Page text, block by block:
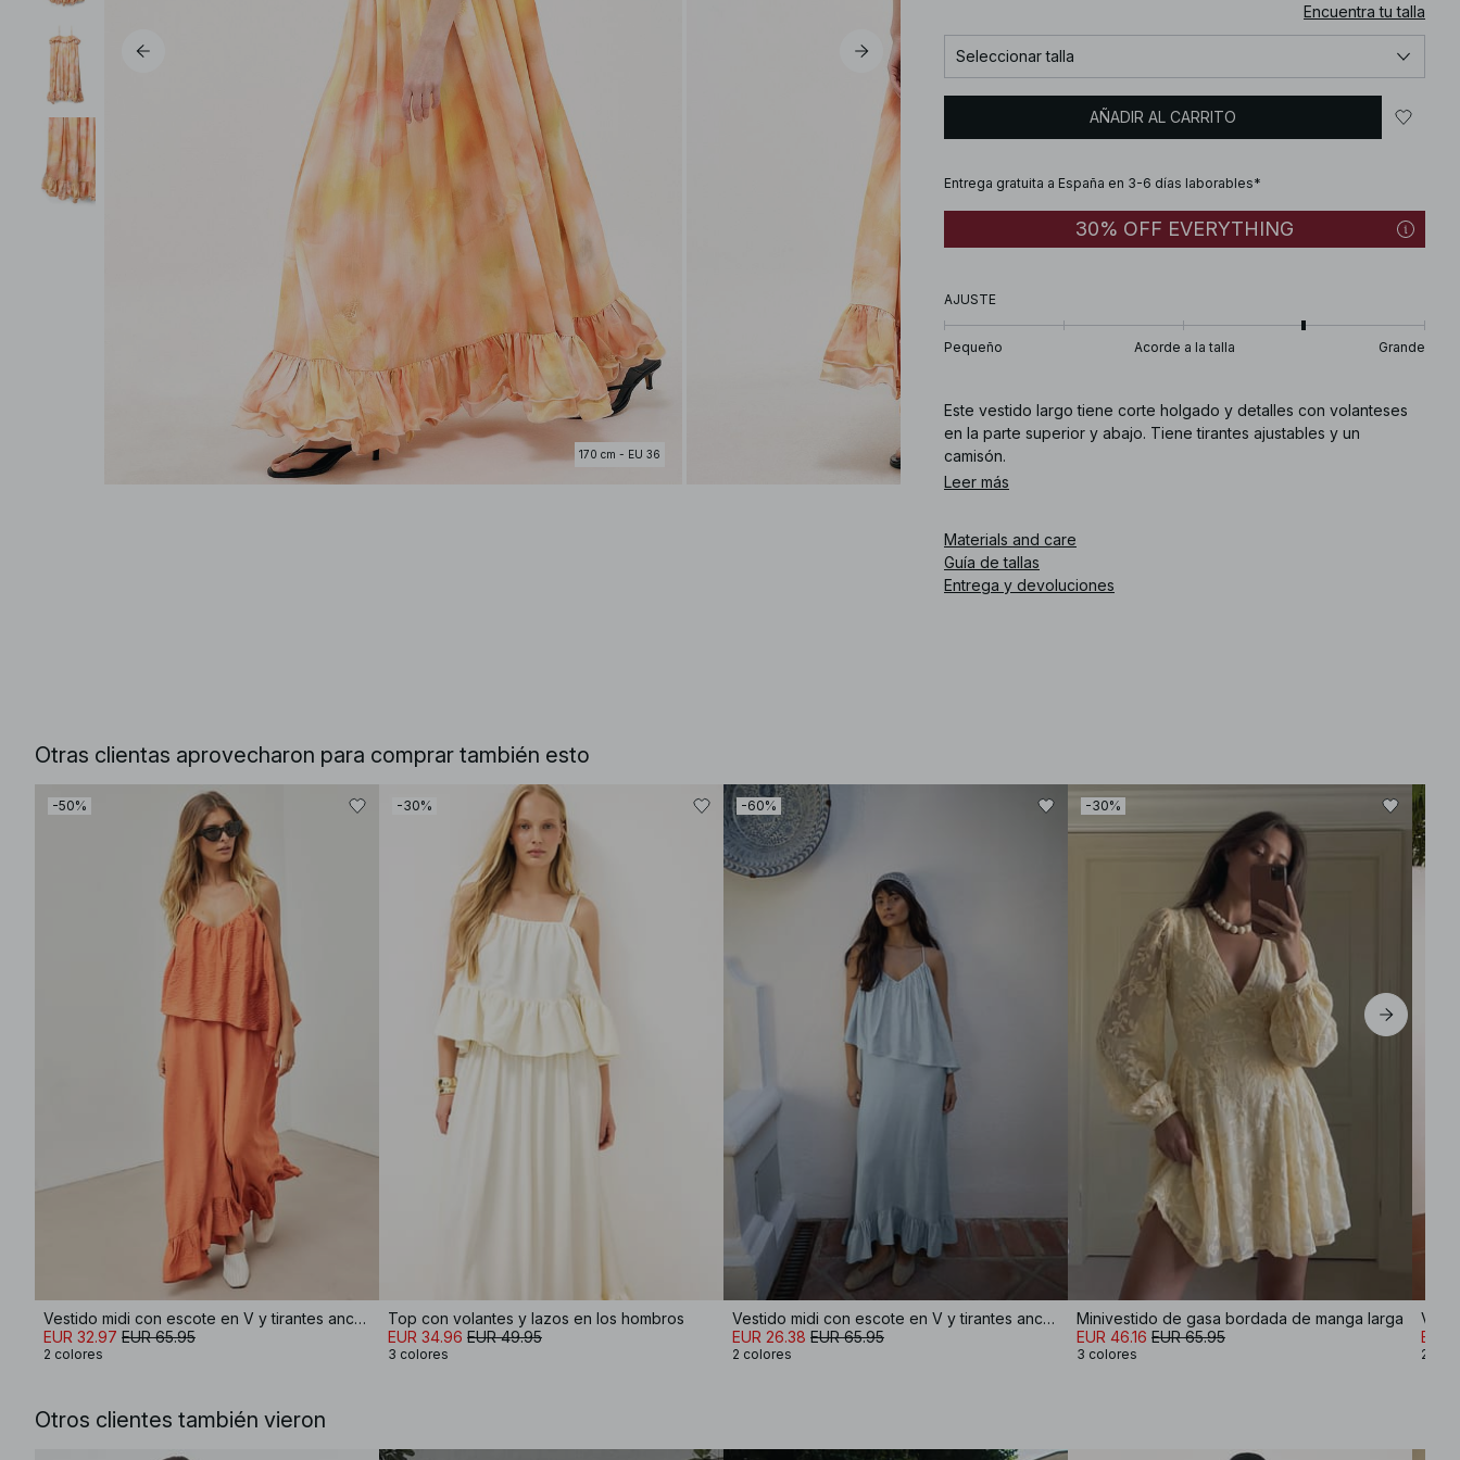
170 cm - EU 36
Encuentra tu talla
Seleccionar talla
AÑADIR AL CARRITO
Entrega gratuita a España en 3-6 días laborables*
30% OFF EVERYTHING
AJUSTE
Pequeño Acorde a la talla Grande
Este vestido largo tiene corte holgado y detalles con volanteses
en la parte superior y abajo. Tiene tirantes ajustables y un
camisón.
preserve the fabric's quality.
What is the fit like? The fit is relaxed and flowy, allowing for
ease of movement while maintaining an elegant silhouette.
How does the material feel? The fabric is soft and lightweight,
Leer más
Materials and care
Guía de tallas
Entrega y devoluciones
Otras clientas aprovecharon para comprar también esto
-50%
Vestido midi con escote en V y tirantes anchos
EUR 32.97 EUR 65.95
2 colores
-30%
Top con volantes y lazos en los hombros
EUR 34.96 EUR 49.95
3 colores
-60%
Vestido midi con escote en V y tirantes anchos
EUR 26.38 EUR 65.95
2 colores
-30%
Minivestido de gasa bordada de manga larga
EUR 46.16 EUR 65.95
3 colores
EUR
2
Otros clientes también vieron